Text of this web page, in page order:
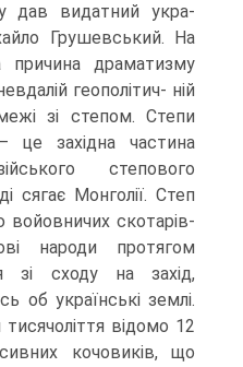
дав видатний укра-
Грушевський. На
причина драматизму
геополітич- ній
зі степом. Степи
це західна частина
степового
сягає Монголії. Степ
скотарів-
народи протягом
зі сходу на захід,
об українські землі.
тисячоліття відомо 12
кочовиків, що